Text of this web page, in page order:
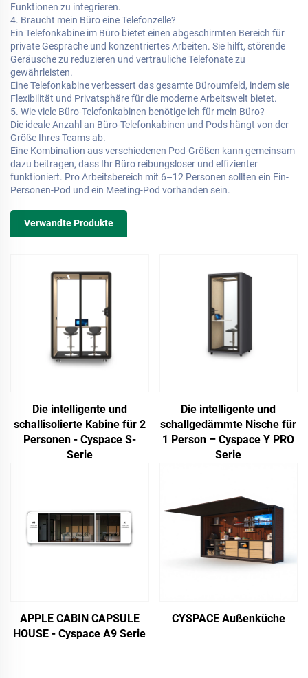
Funktionen zu integrieren.
4. Braucht mein Büro eine Telefonzelle?
Ein Telefonkabine im Büro bietet einen abgeschirmten Bereich für
private Gespräche und konzentriertes Arbeiten. Sie hilft, störende
Geräusche zu reduzieren und vertrauliche Telefonate zu
gewährleisten.
Eine Telefonkabine verbessert das gesamte Büroumfeld, indem sie
Flexibilität und Privatsphäre für die moderne Arbeitswelt bietet.
5. Wie viele Büro-Telefonkabinen benötige ich für mein Büro?
Die ideale Anzahl an Büro-Telefonkabinen und Pods hängt von der
Größe Ihres Teams ab.
Eine Kombination aus verschiedenen Pod-Größen kann gemeinsam
dazu beitragen, dass Ihr Büro reibungsloser und effizienter
funktioniert. Pro Arbeitsbereich mit 6–12 Personen sollten ein Ein-
Personen-Pod und ein Meeting-Pod vorhanden sein.
Verwandte Produkte
Die intelligente und
schallisolierte Kabine für 2
Personen - Cyspace S-
Serie
Die intelligente und
schallgedämmte Nische für
1 Person – Cyspace Y PRO
Serie
APPLE CABIN CAPSULE
HOUSE - Cyspace A9 Serie
CYSPACE Außenküche